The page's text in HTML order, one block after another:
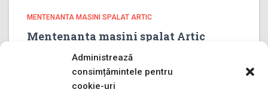
Administrează
consimțămintele pentru
cookie-uri
MENTENANTA MASINI SPALAT ARTIC
Mentenanta masini spalat Artic
PRAHOVA
Mentenanta masini spalat Artic PRAHOVA Bine ati venit
pe pagina noastra de Mentenanta masini spalat Artic